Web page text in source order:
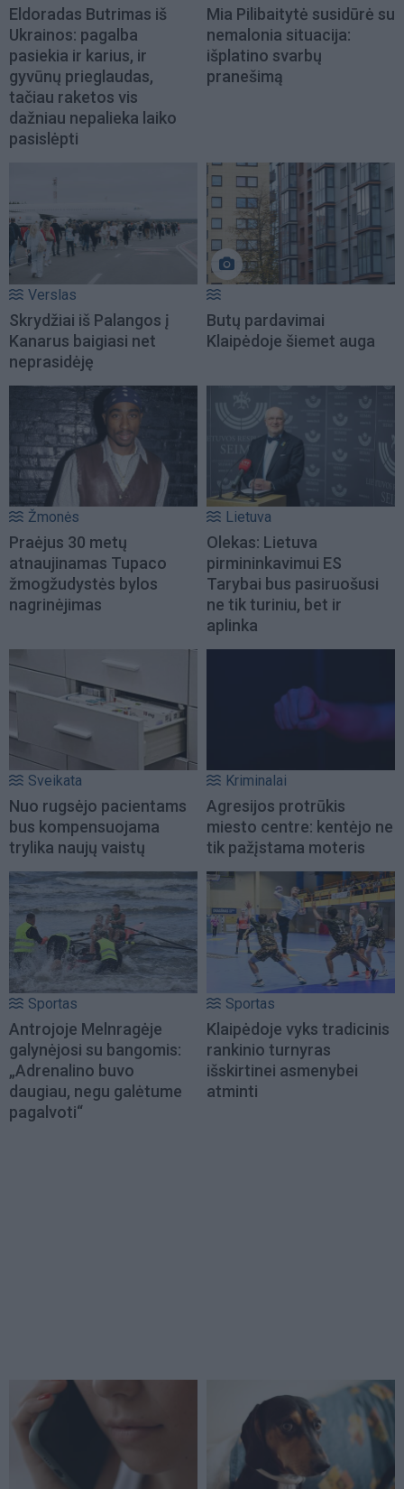
Eldoradas Butrimas iš
Ukrainos: pagalba
pasiekia ir karius, ir
gyvūnų prieglaudas,
tačiau raketos vis
dažniau nepalieka laiko
pasislėpti
Mia Pilibaitytė susidūrė su
nemalonia situacija:
išplatino svarbų
pranešimą
Verslas
Skrydžiai iš Palangos į
Kanarus baigiasi net
neprasidėję
Butų pardavimai
Klaipėdoje šiemet auga
Žmonės
Praėjus 30 metų
atnaujinamas Tupaco
žmogžudystės bylos
nagrinėjimas
Lietuva
Olekas: Lietuva
pirmininkavimui ES
Tarybai bus pasiruošusi
ne tik turiniu, bet ir
aplinka
Sveikata
Nuo rugsėjo pacientams
bus kompensuojama
trylika naujų vaistų
Kriminalai
Agresijos protrūkis
miesto centre: kentėjo ne
tik pažįstama moteris
Sportas
Antrojoje Melnragėje
galynėjosi su bangomis:
„Adrenalino buvo
daugiau, negu galėtume
pagalvoti“
Sportas
Klaipėdoje vyks tradicinis
rankinio turnyras
išskirtinei asmenybei
atminti